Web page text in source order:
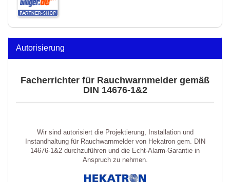
Autorisierung
Facherrichter für Rauchwarnmelder gemäß
DIN 14676-1&2
Wir sind autorisiert die Projektierung, Installation und
Instandhaltung für Rauchwarnmelder von Hekatron gem. DIN
14676-1&2 durchzuführen und die Echt-Alarm-Garantie in
Anspruch zu nehmen.